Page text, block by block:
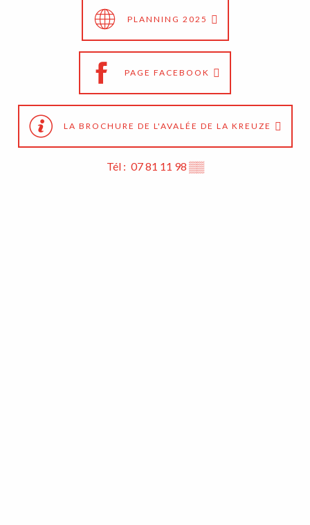
PLANNING 2025
PAGE FACEBOOK
LA BROCHURE DE L'AVALÉE DE LA KREUZE
Tél : 07 81 11 98 ▒▒